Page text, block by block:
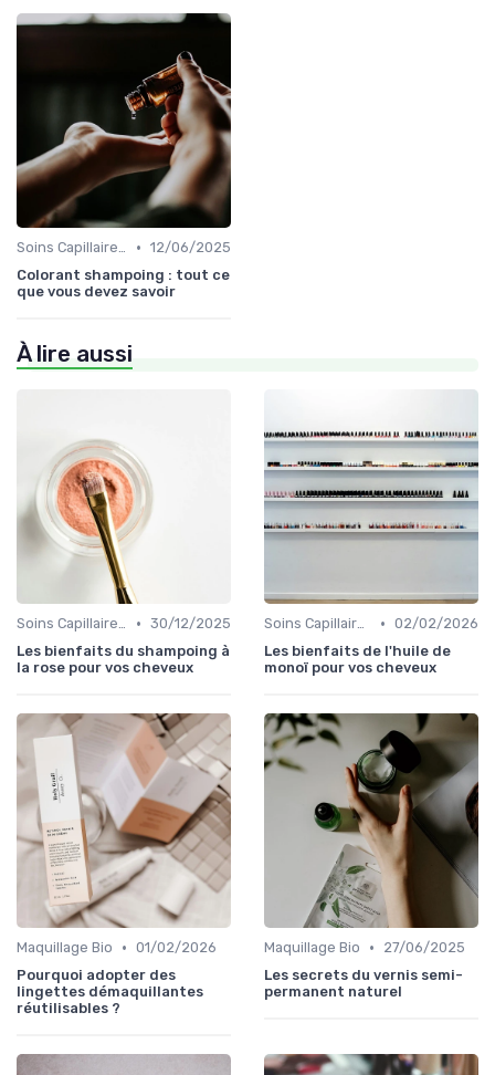
Soins Capillaires Bio • 12/06/2025
Colorant shampoing : tout ce
que vous devez savoir
À lire aussi
Soins Capillaires Bio • 30/12/2025
Les bienfaits du shampoing à
la rose pour vos cheveux
Soins Capillaires Bio • 02/02/2026
Les bienfaits de l'huile de
monoï pour vos cheveux
Maquillage Bio • 01/02/2026
Pourquoi adopter des
lingettes démaquillantes
réutilisables ?
Maquillage Bio •
27/06/2025
Les secrets du vernis semi-
permanent naturel